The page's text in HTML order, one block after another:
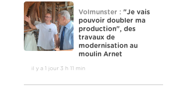
Volmunster : "Je vais
pouvoir doubler ma
production", des
travaux de
modernisation au
moulin Arnet
il y a 1 jour 3 h 11 min